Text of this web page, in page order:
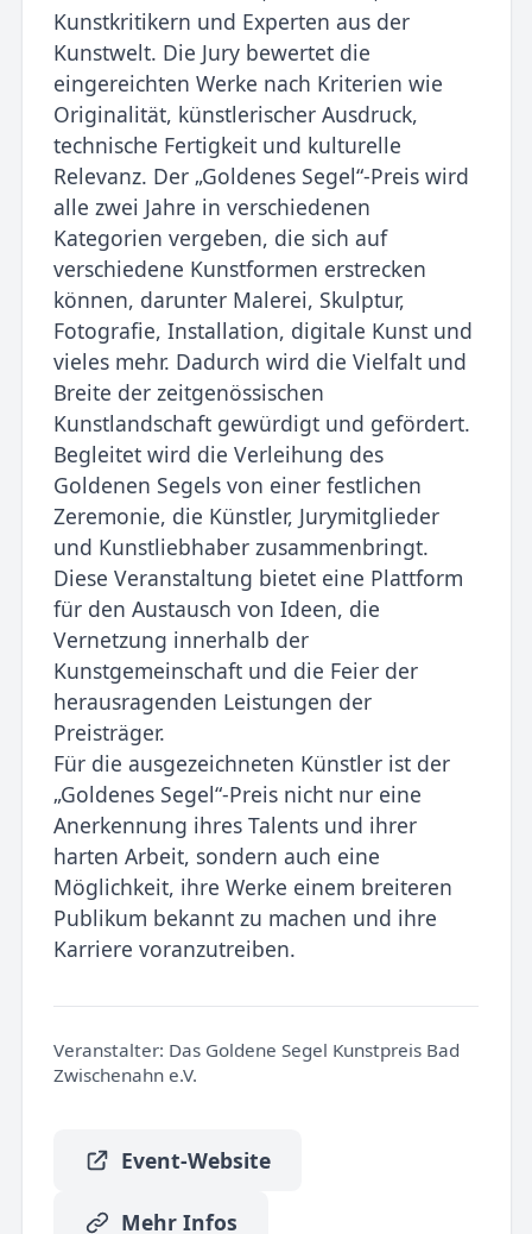
Kunstkritikern und Experten aus der
Kunstwelt. Die Jury bewertet die
eingereichten Werke nach Kriterien wie
Originalität, künstlerischer Ausdruck,
technische Fertigkeit und kulturelle
Relevanz. Der „Goldenes Segel“-Preis wird
alle zwei Jahre in verschiedenen
Kategorien vergeben, die sich auf
verschiedene Kunstformen erstrecken
können, darunter Malerei, Skulptur,
Fotografie, Installation, digitale Kunst und
vieles mehr. Dadurch wird die Vielfalt und
Breite der zeitgenössischen
Kunstlandschaft gewürdigt und gefördert.
Begleitet wird die Verleihung des
Goldenen Segels von einer festlichen
Zeremonie, die Künstler, Jurymitglieder
und Kunstliebhaber zusammenbringt.
Diese Veranstaltung bietet eine Plattform
für den Austausch von Ideen, die
Vernetzung innerhalb der
Kunstgemeinschaft und die Feier der
herausragenden Leistungen der
Preisträger.
Für die ausgezeichneten Künstler ist der
„Goldenes Segel“-Preis nicht nur eine
Anerkennung ihres Talents und ihrer
harten Arbeit, sondern auch eine
Möglichkeit, ihre Werke einem breiteren
Publikum bekannt zu machen und ihre
Karriere voranzutreiben.
Veranstalter: Das Goldene Segel Kunstpreis Bad
Zwischenahn e.V.
Event-Website
Mehr Infos